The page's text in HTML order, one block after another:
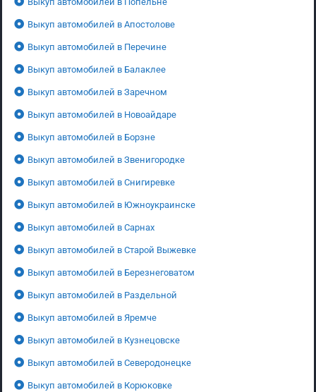
Выкуп автомобилей в Апостолове
Выкуп автомобилей в Перечине
Выкуп автомобилей в Балаклее
Выкуп автомобилей в Заречном
Выкуп автомобилей в Новоайдаре
Выкуп автомобилей в Борзне
Выкуп автомобилей в Звенигородке
Выкуп автомобилей в Снигиревке
Выкуп автомобилей в Южноукраинске
Выкуп автомобилей в Сарнах
Выкуп автомобилей в Старой Выжевке
Выкуп автомобилей в Березнеговатом
Выкуп автомобилей в Раздельной
Выкуп автомобилей в Яремче
Выкуп автомобилей в Кузнецовске
Выкуп автомобилей в Северодонецке
Выкуп автомобилей в Корюковке